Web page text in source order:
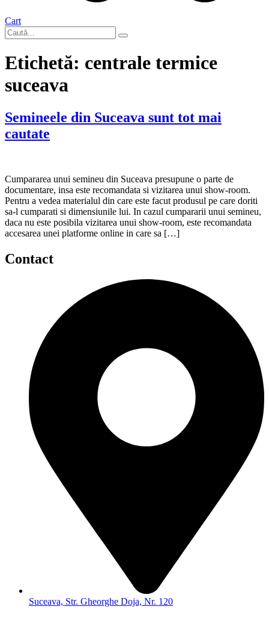
Cart
Etichetă: centrale termice
suceava
Semineele din Suceava sunt tot mai
cautate
Cumpararea unui semineu din Suceava presupune o parte de
documentare, insa este recomandata si vizitarea unui show-room.
Pentru a vedea materialul din care este facut produsul pe care doriti
sa-l cumparati si dimensiunile lui. In cazul cumpararii unui semineu,
daca nu este posibila vizitarea unui show-room, este recomandata
accesarea unei platforme online in care sa […]
Contact
Suceava, Str. Gheorghe Doja, Nr. 120